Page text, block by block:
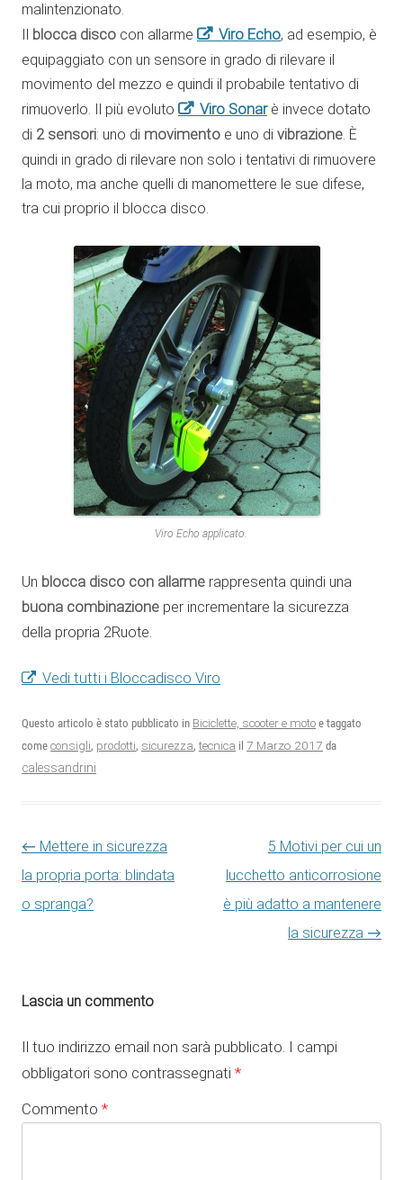
malintenzionato.
blocca disco con allarme Viro Echo, ad esempio, è
equipaggiato con un sensore in grado di rilevare il
movimento del mezzo e quindi il probabile tentativo di
rimuoverlo. Il più evoluto
Viro Sonar è invece dotato
di 2 sensori: uno di movimento e uno di vibrazione. È
quindi in grado di rilevare non solo i tentativi di rimuovere
la moto, ma anche quelli di manomettere le sue difese,
tra cui proprio il blocca disco.
Viro Echo applicato.
Un blocca disco con allarme rappresenta quindi una
buona combinazione per incrementare la sicurezza
della propria 2Ruote.
Vedi tutti i Bloccadisco Viro
Questo articolo è stato pubblicato in Biciclette, scooter e moto e taggato
come consigli, prodotti, sicurezza, tecnica il 7 Marzo 2017 da
calessandrini
Navigazione articolo
← Mettere in sicurezza
la propria porta: blindata
o spranga?
5 Motivi per cui un
lucchetto anticorrosione
è più adatto a mantenere
la sicurezza →
Lascia un commento
Il tuo indirizzo email non sarà pubblicato. I campi
obbligatori sono contrassegnati *
Commento *